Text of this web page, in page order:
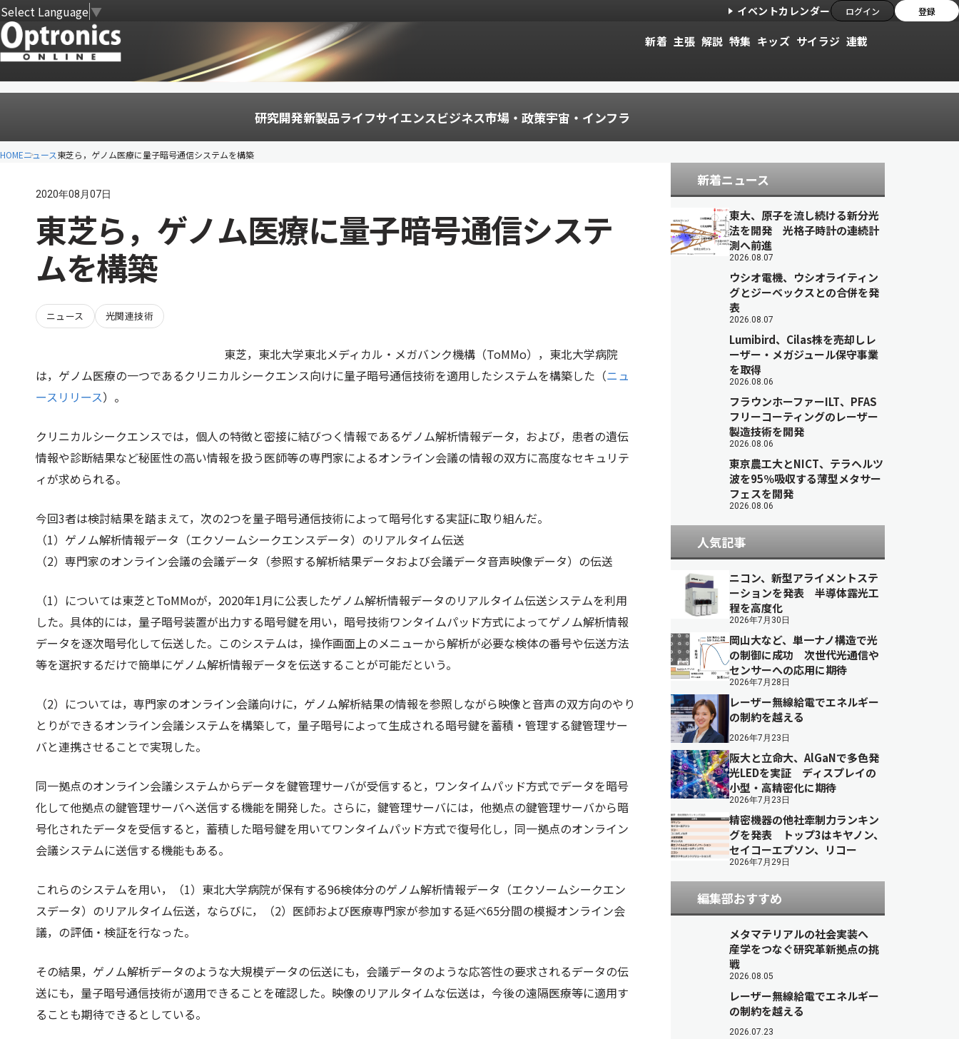
Select Language▼ イベントカレンダー ログイン 登録
新着 主張 解説 特集 キッズ サイラジ 連載
研究開発新製品ライフサイエンスビジネス市場・政策宇宙・インフラ
HOMEニュース東芝ら，ゲノム医療に量子暗号通信システムを構築
2020年08月07日
東芝ら，ゲノム医療に量子暗号通信システ
ムを構築
ニュース 光関連技術
東芝，東北大学東北メディカル・メガバンク機構（ToMMo），東北大学病院
は，ゲノム医療の一つであるクリニカルシークエンス向けに量子暗号通信技術を適用したシステムを構築した（ニュ
ースリリース）。
クリニカルシークエンスでは，個人の特徴と密接に結びつく情報であるゲノム解析情報データ，および，患者の遺伝
情報や診断結果など秘匿性の高い情報を扱う医師等の専門家によるオンライン会議の情報の双方に高度なセキュリテ
ィが求められる。
今回3者は検討結果を踏まえて，次の2つを量子暗号通信技術によって暗号化する実証に取り組んだ。
（1）ゲノム解析情報データ（エクソームシークエンスデータ）のリアルタイム伝送
（2）専門家のオンライン会議の会議データ（参照する解析結果データおよび会議データ音声映像データ）の伝送
（1）については東芝とToMMoが，2020年1月に公表したゲノム解析情報データのリアルタイム伝送システムを利用
した。具体的には，量子暗号装置が出力する暗号鍵を用い，暗号技術ワンタイムパッド方式によってゲノム解析情報
データを逐次暗号化して伝送した。このシステムは，操作画面上のメニューから解析が必要な検体の番号や伝送方法
等を選択するだけで簡単にゲノム解析情報データを伝送することが可能だという。
（2）については，専門家のオンライン会議向けに，ゲノム解析結果の情報を参照しながら映像と音声の双方向のやり
とりができるオンライン会議システムを構築して，量子暗号によって生成される暗号鍵を蓄積・管理する鍵管理サー
バと連携させることで実現した。
同一拠点のオンライン会議システムからデータを鍵管理サーバが受信すると，ワンタイムパッド方式でデータを暗号
化して他拠点の鍵管理サーバへ送信する機能を開発した。さらに，鍵管理サーバには，他拠点の鍵管理サーバから暗
号化されたデータを受信すると，蓄積した暗号鍵を用いてワンタイムパッド方式で復号化し，同一拠点のオンライン
会議システムに送信する機能もある。
これらのシステムを用い，（1）東北大学病院が保有する96検体分のゲノム解析情報データ（エクソームシークエン
スデータ）のリアルタイム伝送，ならびに，（2）医師および医療専門家が参加する延べ65分間の模擬オンライン会
議，の評価・検証を行なった。
その結果，ゲノム解析データのような大規模データの伝送にも，会議データのような応答性の要求されるデータの伝
送にも，量子暗号通信技術が適用できることを確認した。映像のリアルタイムな伝送は，今後の遠隔医療等に適用す
ることも期待できるとしている。
新着ニュース
東大、原子を流し続ける新分光
法を開発 光格子時計の連続計
測へ前進
2026.08.07
ウシオ電機、ウシオライティン
グとジーベックスとの合併を発
表
2026.08.07
Lumibird、Cilas株を売却しレ
ーザー・メガジュール保守事業
を取得
2026.08.06
フラウンホーファーILT、PFAS
フリーコーティングのレーザー
製造技術を開発
2026.08.06
東京農工大とNICT、テラヘルツ
波を95％吸収する薄型メタサー
フェスを開発
2026.08.06
人気記事
ニコン、新型アライメントステ
ーションを発表 半導体露光工
程を高度化
2026年7月30日
岡山大など、単一ナノ構造で光
の制御に成功 次世代光通信や
センサーへの応用に期待
2026年7月28日
レーザー無線給電でエネルギー
の制約を越える
2026年7月23日
阪大と立命大、AlGaNで多色発
光LEDを実証 ディスプレイの
小型・高精密化に期待
2026年7月23日
精密機器の他社牽制力ランキン
グを発表 トップ3はキヤノン、
セイコーエプソン、リコー
2026年7月29日
編集部おすすめ
メタマテリアルの社会実装へ
産学をつなぐ研究革新拠点の挑
戦
2026.08.05
レーザー無線給電でエネルギー
の制約を越える
2026.07.23